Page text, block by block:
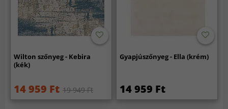
Wilton szőnyeg - Kebira
(kék)
14 959 Ft 19 949 Ft
Gyapjúszőnyeg - Ella (krém)
14 959 Ft